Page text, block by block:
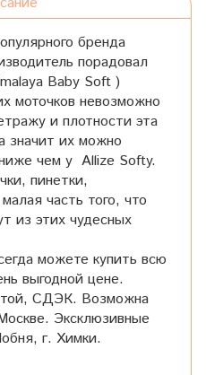
бренда
порадовал
Baby Soft )
моточков невозможно
и плотности эта
значит их можно
чем у Allize Softy.
пинетки,
часть того, что
из этих чудесных
можете купить всю
выгодной цене.
СДЭК. Возможна
Эксклюзивные
г. Химки.